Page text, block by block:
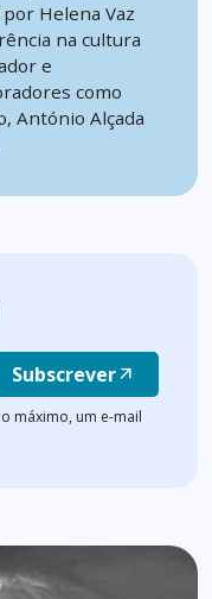
Helena Vaz
na cultura
e
como
António Alçada
Subscreverarrow_outward
máximo, um e-mail